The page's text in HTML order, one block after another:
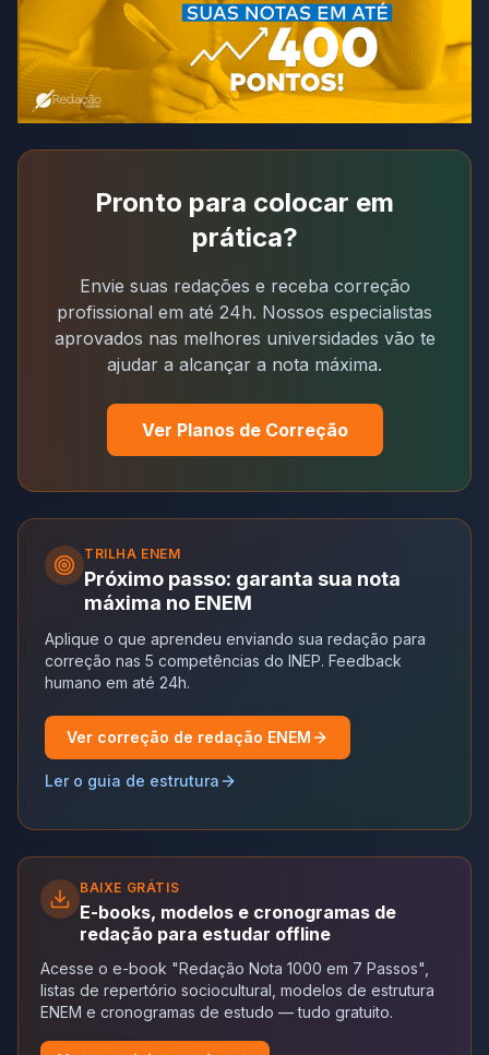
Pronto para colocar em
prática?
Envie suas redações e receba correção
profissional em até 24h. Nossos especialistas
aprovados nas melhores universidades vão te
ajudar a alcançar a nota máxima.
Ver Planos de Correção
TRILHA ENEM
Próximo passo: garanta sua nota
máxima no ENEM
Aplique o que aprendeu enviando sua redação para
correção nas 5 competências do INEP. Feedback
humano em até 24h.
Ver correção de redação ENEM
Ler o guia de estrutura
BAIXE GRÁTIS
E-books, modelos e cronogramas de
redação para estudar offline
Acesse o e-book "Redação Nota 1000 em 7 Passos",
listas de repertório sociocultural, modelos de estrutura
ENEM e cronogramas de estudo — tudo gratuito.